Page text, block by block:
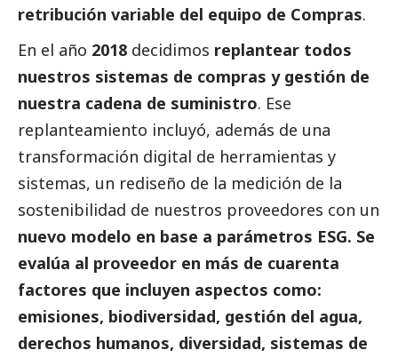
retribución variable del equipo de Compras.
En el año 2018 decidimos replantear todos
nuestros sistemas de compras y gestión de
nuestra cadena de suministro. Ese
replanteamiento incluyó, además de una
transformación digital de herramientas y
sistemas, un rediseño de la medición de la
sostenibilidad de nuestros proveedores con un
nuevo modelo en base a parámetros ESG. Se
evalúa al proveedor en más de cuarenta
factores que incluyen aspectos como:
emisiones, biodiversidad, gestión del agua,
derechos humanos, diversidad, sistemas de